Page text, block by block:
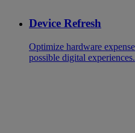
Device Refresh
Optimize hardware
possible digital experiences.